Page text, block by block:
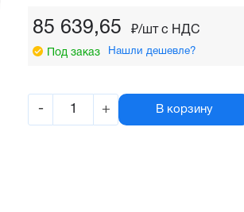
85 639,65 ₽/шт c НДС
Под заказ Нашли дешевле?
- + В корзину